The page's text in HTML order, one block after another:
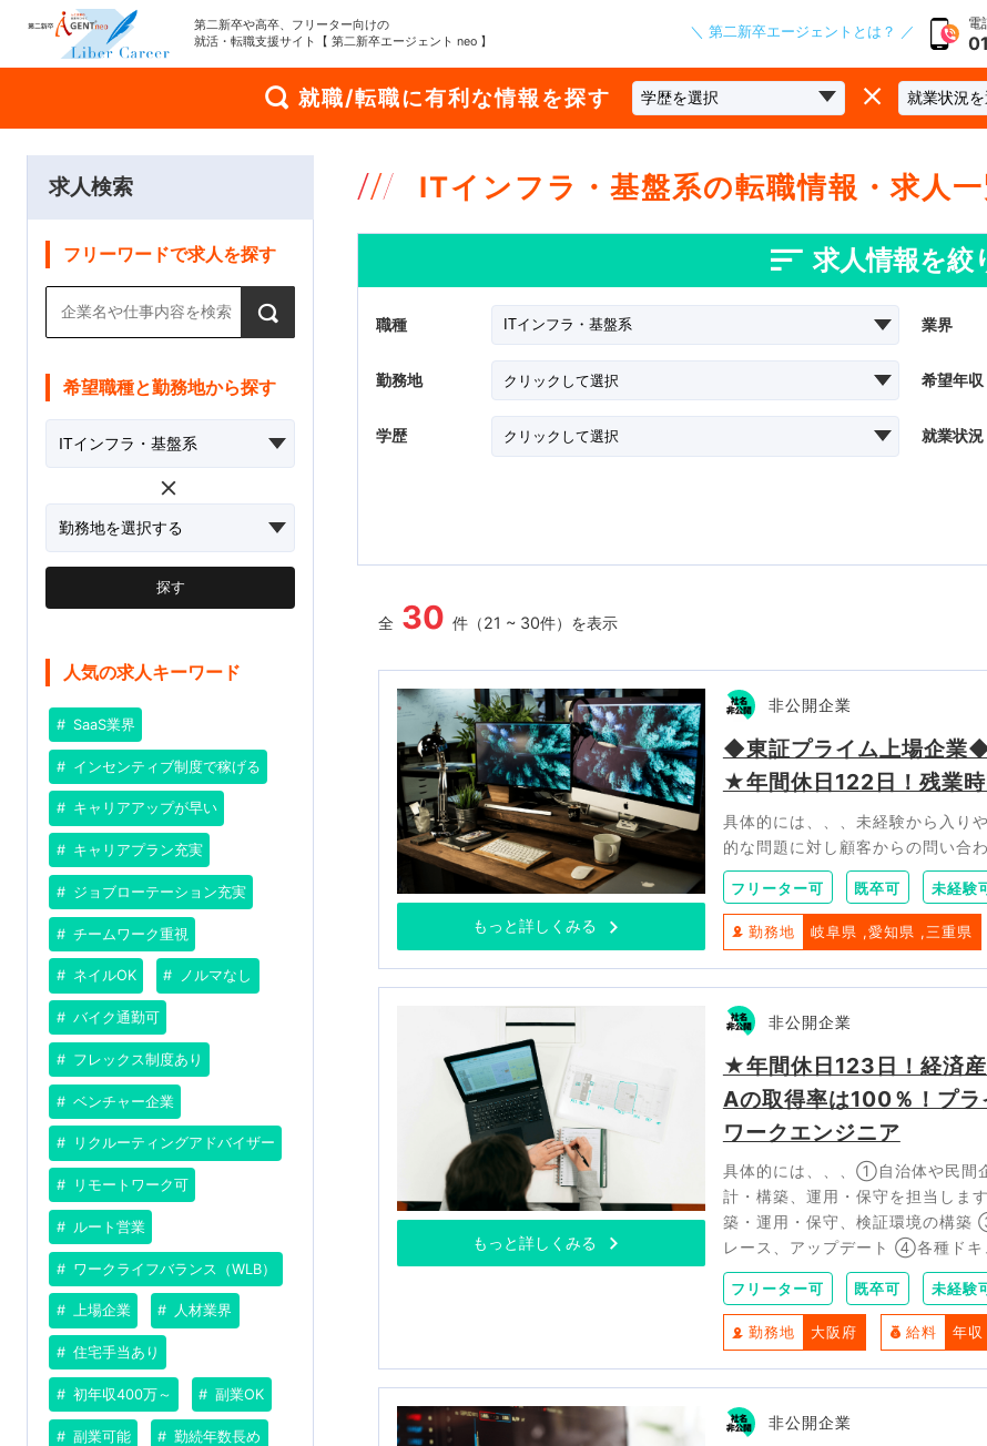
第二新卒や高卒、フリーター向けの
就活・転職支援サイト【 第二新卒エージェント neo 】
＼ 第二新卒エージェントとは？ ／ 電
就職/転職に有利な情報を探す
求人検索
フリーワードで求人を探す
希望職種と勤務地から探す
探す
人気の求人キーワード
SaaS業界
インセンティブ制度で稼げる
キャリアアップが早い
キャリアプラン充実
ジョブローテーション充実
チームワーク重視
ネイルOK ノルマなし
バイク通勤可
フレックス制度あり
ベンチャー企業
リクルーティングアドバイザー
リモートワーク可
ルート営業
ワークライフバランス（WLB）
上場企業 人材業界
住宅手当あり
初年収400万～ 副業OK
副業可能 勤続年数長め
ITインフラ・基盤系の転職情報・求人
求人情報を絞
職種 業界
勤務地 希望年収
学歴 就業状況
全 30件（21 ~ 30件）を表示
もっと詳しくみる
非公開企業
◆東証プライム上場企業
★年間休日122日！残業
具体的には、、、未経験から入り
的な問題に対し顧客からの問い合
フリーター可 既卒可 未経験
勤務地 岐阜県 愛知県 三重県
もっと詳しくみる
非公開企業
★年間休日123日！経済
Aの取得率は100％！プラ
ワークエンジニア
具体的には、、、①自治体や民間
計・構築、運用・保守を担当しま
築・運用・保守、検証環境の構築
レース、アップデート ④各種ドキ
フリーター可 既卒可 未経験
勤務地 大阪府 給料 年
非公開企業